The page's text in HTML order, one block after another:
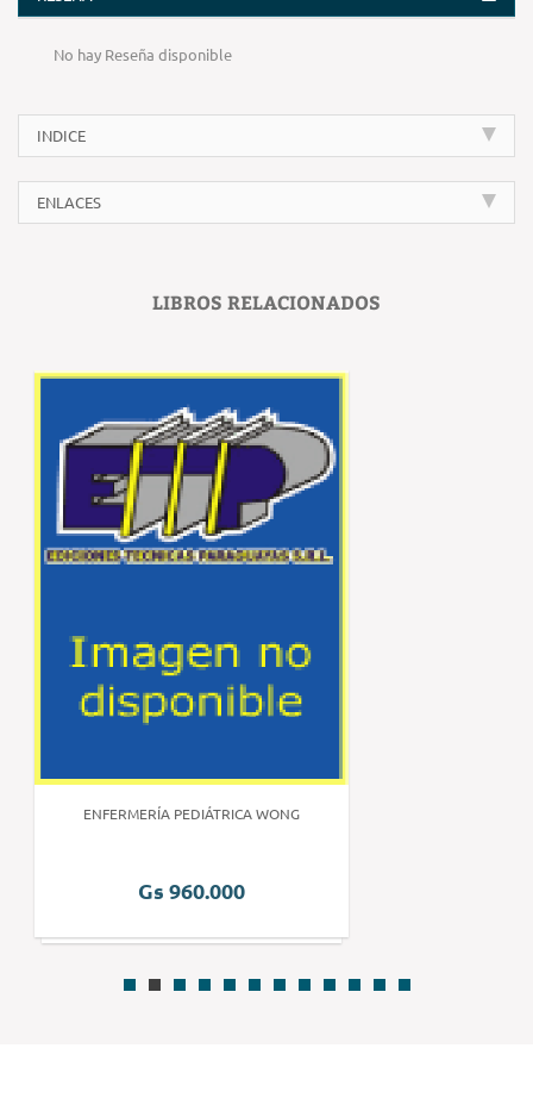
No hay Reseña disponible
INDICE
ENLACES
LIBROS RELACIONADOS
ENFERMERÍA PEDIÁTRICA WONG
Gs 960.000